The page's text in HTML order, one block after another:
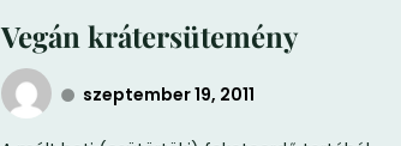
Vegán krátersütemény
szeptember 19, 2011